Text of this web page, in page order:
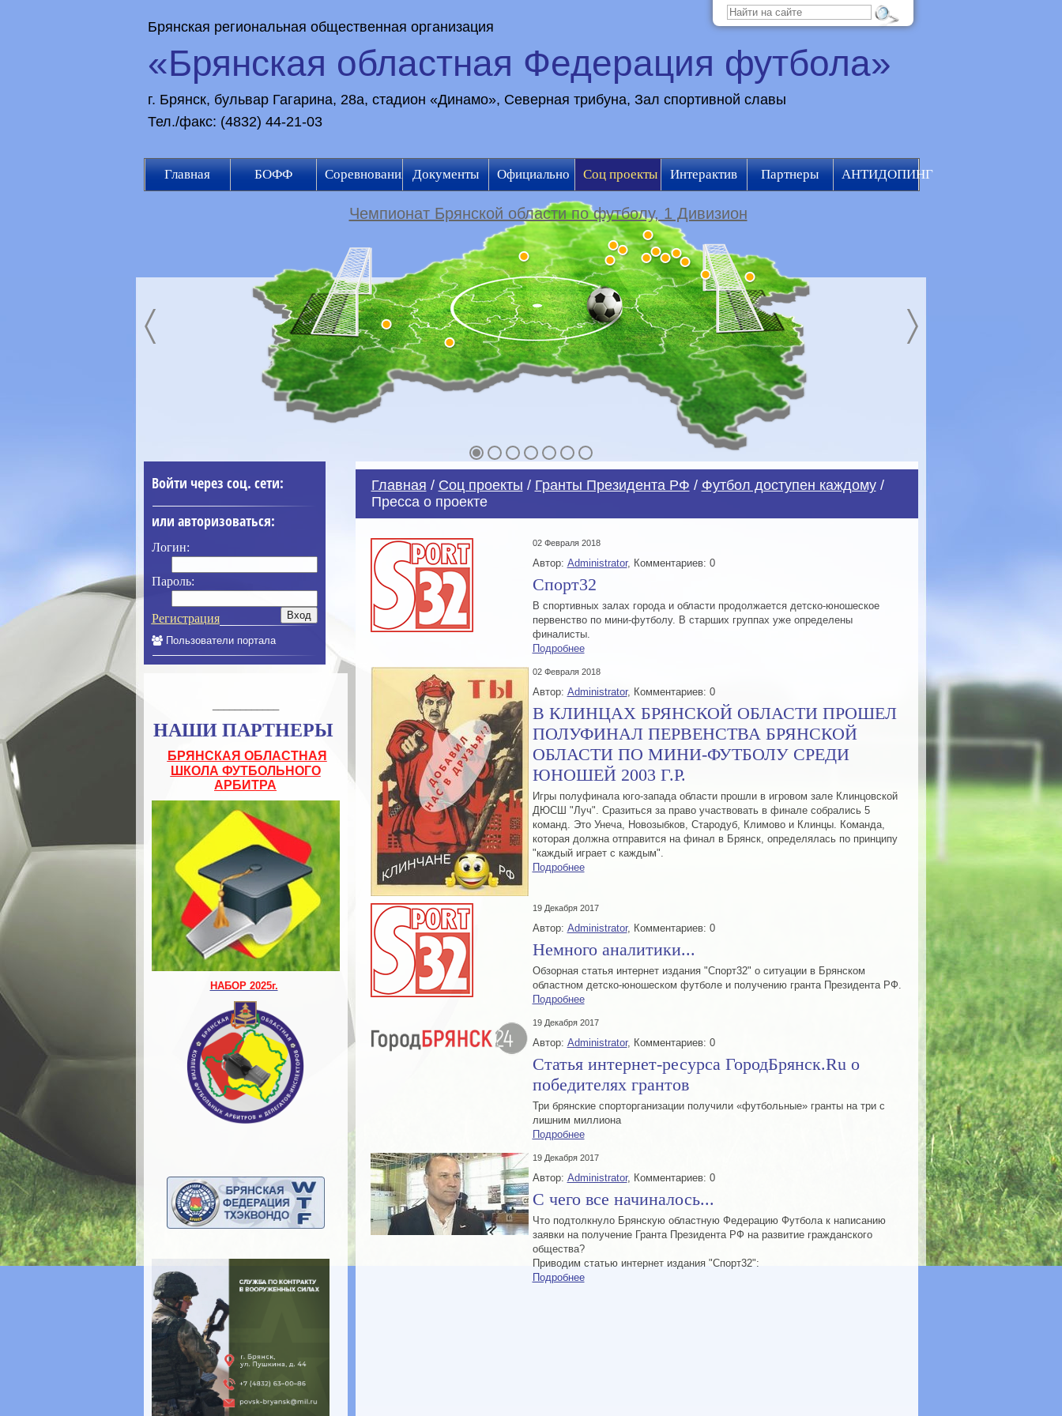
Брянская региональная общественная организация
«Брянская областная Федерация футбола»
г. Брянск, бульвар Гагарина, 28а, стадион «Динамо», Северная трибуна, Зал спортивной славы
Тел./факс: (4832) 44-21-03
Главная БОФФ Соревнования Документы Официально Соц проекты Интерактив Партнеры АНТИДОПИНГ
Чемпионат Брянской области по футболу, 1 Дивизион
Войти через соц. сети:
или авторизоваться:
Логин:
Пароль:
Регистрация
Пользователи портала
НАШИ ПАРТНЕРЫ
БРЯНСКАЯ ОБЛАСТНАЯ
ШКОЛА ФУТБОЛЬНОГО
АРБИТРА
НАБОР 2025г.
Главная / Соц проекты / Гранты Президента РФ / Футбол доступен каждому/
Пресса о проекте
02 Февраля 2018
Автор: Administrator, Комментариев: 0
Спорт32
В спортивных залах города и области продолжается детско-юношеское
первенство по мини-футболу. В старших группах уже определены
финалисты.
Подробнее
02 Февраля 2018
Автор: Administrator, Комментариев: 0
В КЛИНЦАХ БРЯНСКОЙ ОБЛАСТИ ПРОШЕЛ
ПОЛУФИНАЛ ПЕРВЕНСТВА БРЯНСКОЙ
ОБЛАСТИ ПО МИНИ-ФУТБОЛУ СРЕДИ
ЮНОШЕЙ 2003 Г.Р.
Игры полуфинала юго-запада области прошли в игровом зале Клинцовской
ДЮСШ "Луч". Сразиться за право участвовать в финале собрались 5
команд. Это Унеча, Новозыбков, Стародуб, Климово и Клинцы. Команда,
которая должна отправится на финал в Брянск, определялась по принципу
"каждый играет с каждым".
Подробнее
19 Декабря 2017
Автор: Administrator, Комментариев: 0
Немного аналитики...
Обзорная статья интернет издания "Спорт32" о ситуации в Брянском
областном детско-юношеском футболе и получению гранта Президента РФ.
Подробнее
19 Декабря 2017
Автор: Administrator, Комментариев: 0
Статья интернет-ресурса ГородБрянск.Ru о
победителях грантов
Три брянские спорторганизации получили «футбольные» гранты на три с
лишним миллиона
Подробнее
19 Декабря 2017
Автор: Administrator, Комментариев: 0
С чего все начиналось...
Что подтолкнуло Брянскую областную Федерацию Футбола к написанию
заявки на получение Гранта Президента РФ на развитие гражданского
общества?
Приводим статью интернет издания "Спорт32":
Подробнее